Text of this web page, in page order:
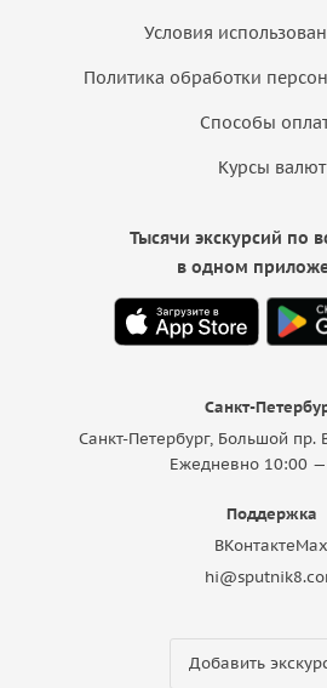
Условия
Политика обработки
Способы
Курсы валют
Санкт-
Санкт-Петербург, Большой пр.
Ежедневно 10:00
Поддержка
ВКонтактеMax
Добавить
Тысячи экскурсий по
в одном